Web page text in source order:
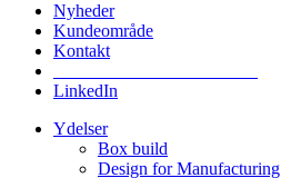
Nyheder
Kundeområde
Kontakt
LinkedIn
Ydelser
Box build
Design for Manufacturing